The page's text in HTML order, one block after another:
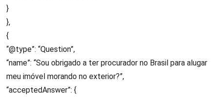
}
},
{
“@type”: “Question”,
“name”: “Sou obrigado a ter procurador no Brasil para alugar
meu imóvel morando no exterior?”,
“acceptedAnswer”: {